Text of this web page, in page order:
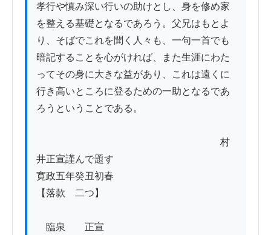
孝行や慎み深い行いの助けとし、身を修め家
を整える基礎となるであろう。父兄はもとよ
り、そばでこれを聞く人々も、一句一首でも
暗記することを心がければ、また生涯にわた
ってその身に大きな益があり、これは遠くに
行き高いところに登るための一助となるであ
ろうということである。
村
井正宣謹んで題す
寛政五年癸丑初春
【落款　二つ】
臨泉　　正宣